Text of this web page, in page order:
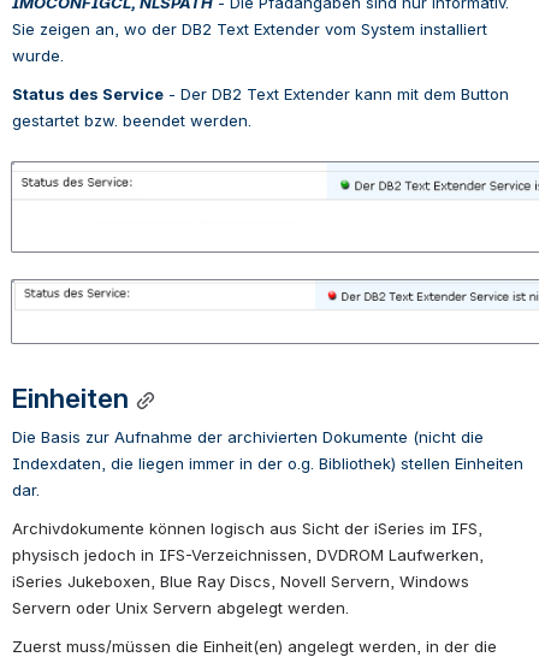
Sie zeigen an, wo der DB2 Text Extender vom System installiert
wurde.
Status des Service - Der DB2 Text Extender kann mit dem Button
gestartet bzw. beendet werden.
Open
Open
Einheiten
Die Basis zur Aufnahme der archivierten Dokumente (nicht die
Indexdaten, die liegen immer in der o.g. Bibliothek) stellen Einheiten
dar.
Archivdokumente können logisch aus Sicht der iSeries im IFS,
physisch jedoch in IFS-Verzeichnissen, DVDROM Laufwerken,
iSeries Jukeboxen, Blue Ray Discs, Novell Servern, Windows
Servern oder Unix Servern abgelegt werden.
Zuerst muss/müssen die Einheit(en) angelegt werden, in der die